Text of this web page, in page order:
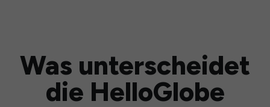
Was unterscheidet
die HelloGlobe